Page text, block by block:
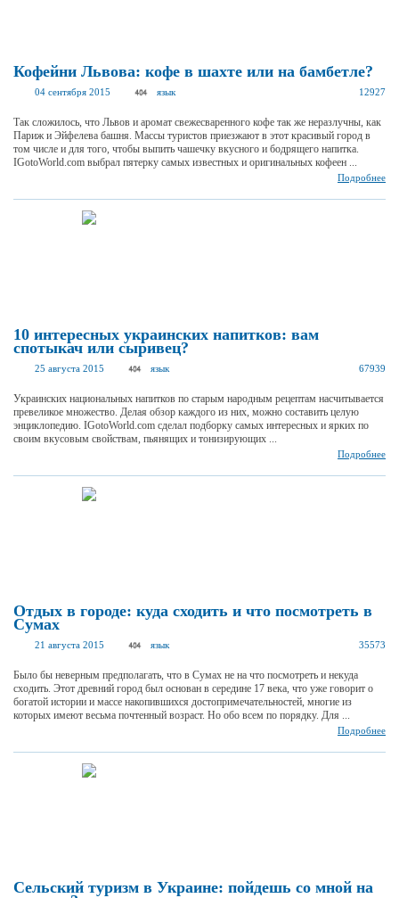
Кофейни Львова: кофе в шахте или на бамбетле?
04 сентября 2015 язык 12927
Так сложилось, что Львов и аромат свежесваренного кофе так же неразлучны, как
Париж и Эйфелева башня. Массы туристов приезжают в этот красивый город в
том числе и для того, чтобы выпить чашечку вкусного и бодрящего напитка.
IGotoWorld.com выбрал пятерку самых известных и оригинальных кофеен ...
Подробнее
10 интересных украинских напитков: вам
спотыкач или сыривец?
25 августа 2015 язык 67939
Украинских национальных напитков по старым народным рецептам насчитывается
превеликое множество. Делая обзор каждого из них, можно составить целую
энциклопедию. IGotoWorld.com сделал подборку самых интересных и ярких по
своим вкусовым свойствам, пьянящих и тонизирующих ...
Подробнее
Отдых в городе: куда сходить и что посмотреть в
Сумах
21 августа 2015 язык 35573
Было бы неверным предполагать, что в Сумах не на что посмотреть и некуда
сходить. Этот древний город был основан в середине 17 века, что уже говорит о
богатой истории и массе накопившихся достопримечательностей, многие из
которых имеют весьма почтенный возраст. Но обо всем по порядку. Для ...
Подробнее
Сельский туризм в Украине: пойдешь со мной на